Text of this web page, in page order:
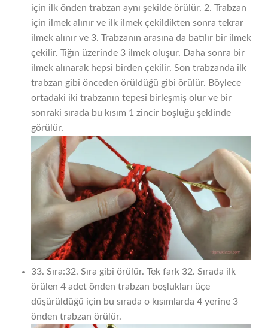
için ilk önden trabzan aynı şekilde örülür. 2. Trabzan
için ilmek alınır ve ilk ilmek çekildikten sonra tekrar
ilmek alınır ve 3. Trabzanın arasına da batılır bir ilmek
çekilir. Tığın üzerinde 3 ilmek oluşur. Daha sonra bir
ilmek alınarak hepsi birden çekilir. Son trabzanda ilk
trabzan gibi önceden örüldüğü gibi örülür. Böylece
ortadaki iki trabzanın tepesi birleşmiş olur ve bir
sonraki sırada bu kısım 1 zincir boşluğu şeklinde
görülür.
33. Sıra:32. Sıra gibi örülür. Tek fark 32. Sırada ilk
örülen 4 adet önden trabzan boşlukları üçe
düşürüldüğü için bu sırada o kısımlarda 4 yerine 3
önden trabzan örülür.